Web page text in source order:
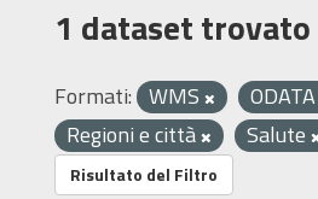
1 dataset trovato
Formati: WMS ODATA
Regioni e città
Salute
Risultato del Filtro